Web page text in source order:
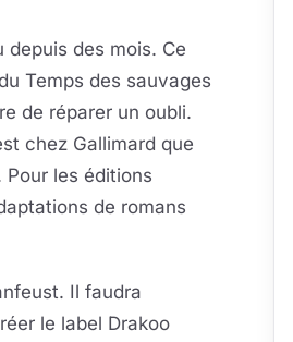
des mois. Ce
Temps des sauvages
de réparer un oubli.
chez Gallimard que
les éditions
de romans
Il faudra
le label Drakoo